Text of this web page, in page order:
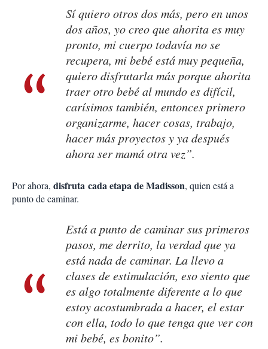
Sí quiero otros dos más, pero en unos
dos años, yo creo que ahorita es muy
pronto, mi cuerpo todavía no se
recupera, mi bebé está muy pequeña,
quiero disfrutarla más porque ahorita
traer otro bebé al mundo es difícil,
carísimos también, entonces primero
organizarme, hacer cosas, trabajo,
hacer más proyectos y ya después
ahora ser mamá otra vez”.
Por ahora, disfruta cada etapa de Madisson, quien está a
punto de caminar.
Está a punto de caminar sus primeros
pasos, me derrito, la verdad que ya
está nada de caminar. La llevo a
clases de estimulación, eso siento que
es algo totalmente diferente a lo que
estoy acostumbrada a hacer, el estar
con ella, todo lo que tenga que ver con
mi bebé, es bonito”.